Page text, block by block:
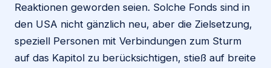
Reaktionen geworden seien. Solche Fonds sind in
den USA nicht gänzlich neu, aber die Zielsetzung,
speziell Personen mit Verbindungen zum Sturm
auf das Kapitol zu berücksichtigen, stieß auf breite